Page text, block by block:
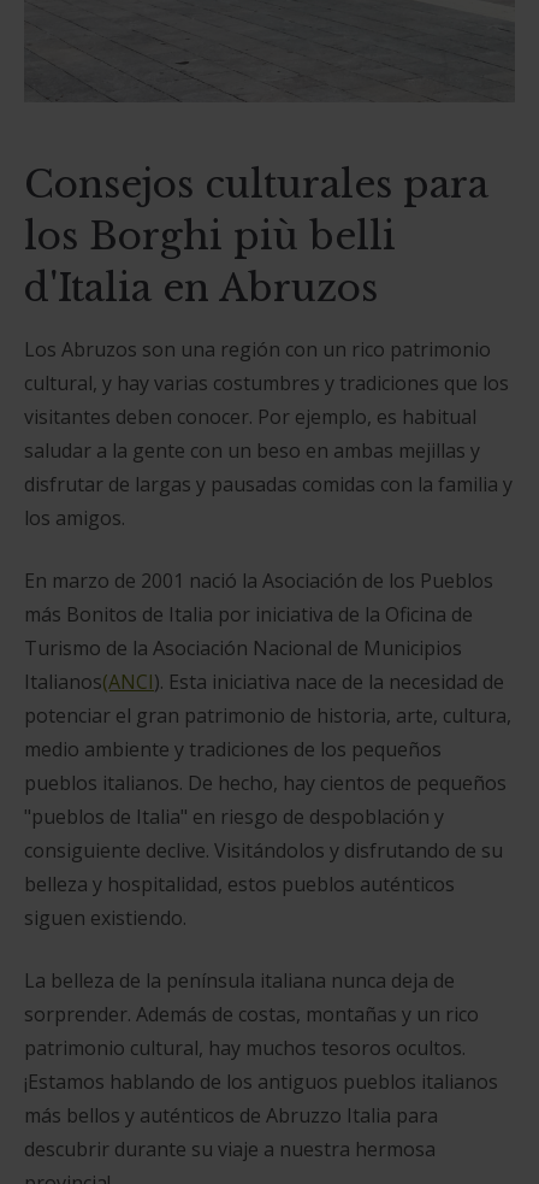
Consejos culturales para
los Borghi più belli
d'Italia en Abruzos
Los Abruzos son una región con un rico patrimonio
cultural, y hay varias costumbres y tradiciones que los
visitantes deben conocer. Por ejemplo, es habitual
saludar a la gente con un beso en ambas mejillas y
disfrutar de largas y pausadas comidas con la familia y
los amigos.
En marzo de 2001 nació la Asociación de los Pueblos
más Bonitos de Italia por iniciativa de la Oficina de
Turismo de la Asociación Nacional de Municipios
Italianos(ANCI). Esta iniciativa nace de la necesidad de
potenciar el gran patrimonio de historia, arte, cultura,
medio ambiente y tradiciones de los pequeños
pueblos italianos. De hecho, hay cientos de pequeños
"pueblos de Italia" en riesgo de despoblación y
consiguiente declive. Visitándolos y disfrutando de su
belleza y hospitalidad, estos pueblos auténticos
siguen existiendo.
La belleza de la península italiana nunca deja de
sorprender. Además de costas, montañas y un rico
patrimonio cultural, hay muchos tesoros ocultos.
¡Estamos hablando de los antiguos pueblos italianos
más bellos y auténticos de Abruzzo Italia para
descubrir durante su viaje a nuestra hermosa